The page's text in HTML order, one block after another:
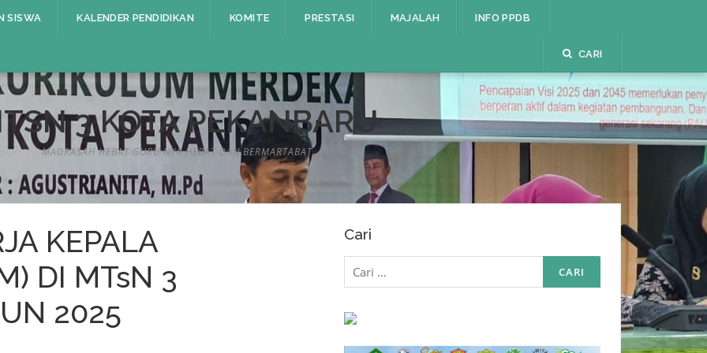
SISWA KALENDER PENDIDIKAN KOMITE PRESTASI MAJALAH INFO PPDB
CARI
3 KOTA PEKANBARU
MADRASAH HEBAT GURU NYA HEBAT DAN BERMARTABAT
KEPALA
DI MTsN 3
2025
Cari
Cari
untuk: